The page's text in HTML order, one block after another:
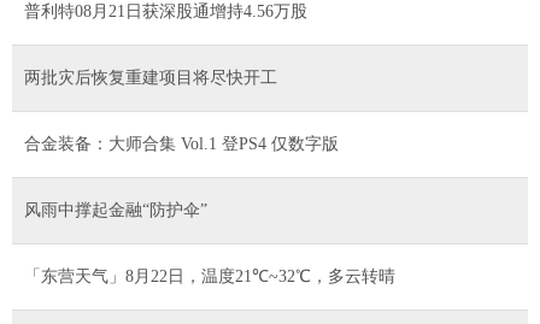
普利特08月21日获深股通增持4.56万股
两批灾后恢复重建项目将尽快开工
合金装备：大师合集 Vol.1 登PS4 仅数字版
风雨中撑起金融“防护伞”
「东营天气」8月22日，温度21℃~32℃，多云转晴